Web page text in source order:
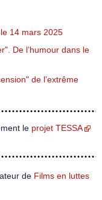
14 mars 2025
De l’humour dans le
de l’extrême
le projet TESSA
de Films en luttes